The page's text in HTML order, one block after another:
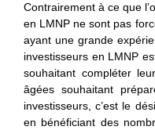
Contrairement à ce que
en LMNP ne sont pas
ayant une grande
investisseurs en LMNP
souhaitant compléter
âgées souhaitant
investisseurs, c’est le
en bénéficiant des